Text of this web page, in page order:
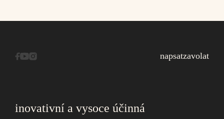
napsatzavolat
inovativní a vysoce účinná